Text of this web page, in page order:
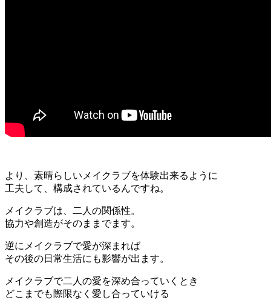
より、素晴らしいメイクラブを体験出来るように
工夫して、構成されているんですね。
メイクラブは、二人の関係性。
協力や創造がそのままでます。
逆にメイクラブで愛が深まれば
その後の日常生活にも影響が出ます。
メイクラブで二人の愛を深め合っていくとき
どこまでも際限なく愛し合っていける